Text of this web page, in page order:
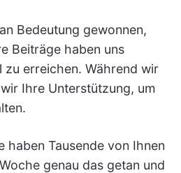
Bedeutung gewonnen,
Beiträge haben uns
zu erreichen. Während wir
Ihre Unterstützung, um
haben Tausende von Ihnen
genau das getan und